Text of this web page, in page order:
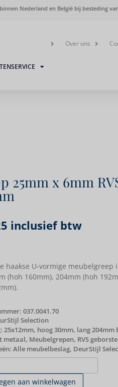
Nederland en België bij besteding
Over ons
25mm x 6mm
inclusief btw
haakse U-vormige meubelgreep
(hoh 160mm), 204mm (hoh
037.0041.70
Selection
25x12mm, hoog 30mm, lang
metaal, Meubelgrepen, RVS
Alle meubelbeslag, DeurStijl
aan winkelwagen